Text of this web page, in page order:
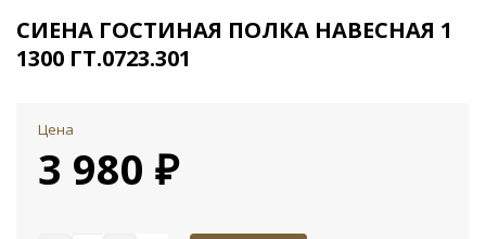
СИЕНА ГОСТИНАЯ ПОЛКА НАВЕСНАЯ 1
1300 ГТ.0723.301
Цена
3 980 ₽